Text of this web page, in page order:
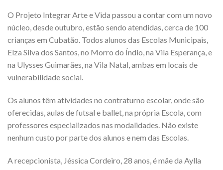
O Projeto Integrar Arte e Vida passou a contar com um novo
núcleo, desde outubro, estão sendo atendidas, cerca de 100
crianças em Cubatão. Todos alunos das Escolas Municipais,
Elza Silva dos Santos, no Morro do Índio, na Vila Esperança, e
na Ulysses Guimarães, na Vila Natal, ambas em locais de
vulnerabilidade social.
Os alunos têm atividades no contraturno escolar, onde são
oferecidas, aulas de futsal e ballet, na própria Escola, com
professores especializados nas modalidades. Não existe
nenhum custo por parte dos alunos e nem das Escolas.
A recepcionista, Jéssica Cordeiro, 28 anos, é mãe da Aylla